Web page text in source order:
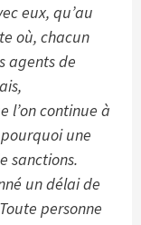
eux, qu’au
où, chacun
agents de
l’on continue à
pourquoi une
sanctions.
un délai de
personne